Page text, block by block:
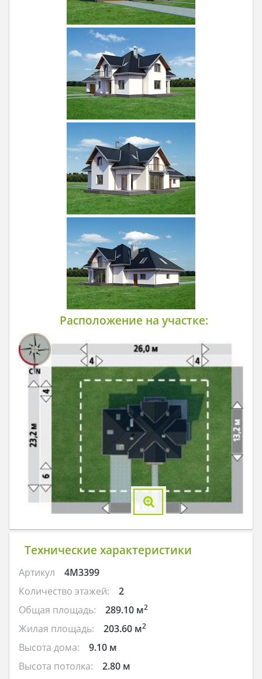
Расположение на участке:
Технические характеристики
Артикул
4M3399
Количество этажей:
2
Общая площадь:
289.10 м2
Жилая площадь: 203.60 м2
Высота дома:
9.10 м
Высота потолка:
2.80 м